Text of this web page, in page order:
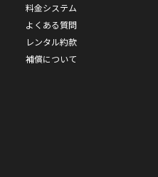
料金システム
よくある質問
レンタル約款
補償について